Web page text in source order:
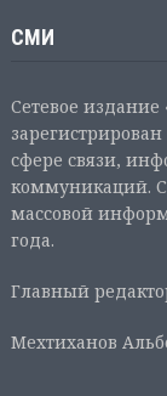
СМИ
Сетевое
сфере связи,
коммуникаций.
массовой
года.
Главный
Мехтиханов